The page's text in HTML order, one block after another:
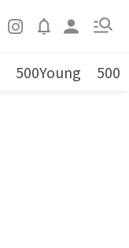
500Young 500